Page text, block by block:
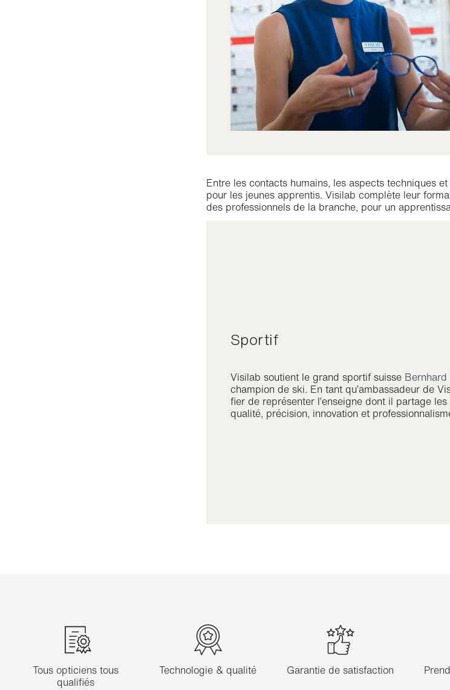
Entre les contacts humains, les aspects techniques
pour les jeunes apprentis. Visilab complète leur
des professionnels de la branche, pour un
Sportif
Visilab soutient le grand sportif suisse Bernhard
champion de ski. En tant qu’ambassadeur de
fier de représenter l’enseigne dont il partage
qualité, précision, innovation et
Tous opticiens tous
qualifiés
Technologie & qualité Garantie de satisfaction